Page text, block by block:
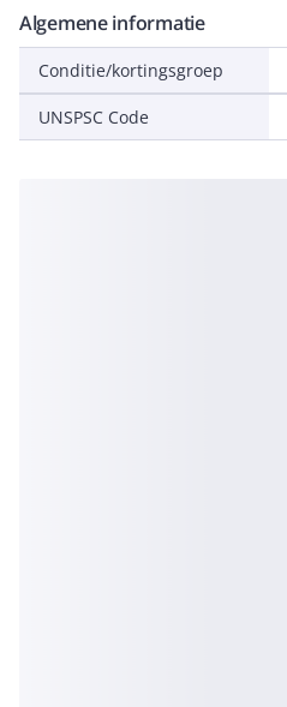
Algemene informatie
Conditie/kortingsgroep
UNSPSC Code